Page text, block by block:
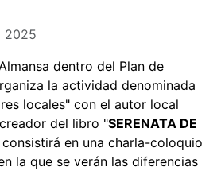
2025
dentro del Plan de
la actividad denominada
locales" con el autor local
del libro "SERENATA DE
en una charla-coloquio
la que se verán las diferencias